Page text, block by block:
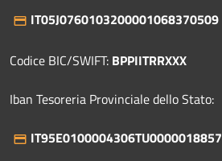
IT05J0760103200001068370509
Codice BIC/SWIFT: BPPIITRRXXX
Iban Tesoreria Provinciale dello Stato:
IT95E0100004306TU0000018857